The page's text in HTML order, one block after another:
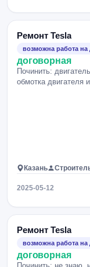
Ремонт Tesla
возможна работа на
договорная
Починить:
обмотка двигателя
Казань
2025-05-12
Ремонт Tesla
возможна работа на
договорная